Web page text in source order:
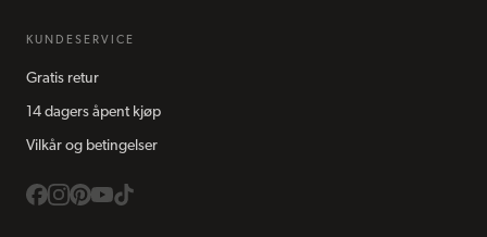
KUNDESERVICE
Gratis retur
14 dagers åpent kjøp
Vilkår og betingelser